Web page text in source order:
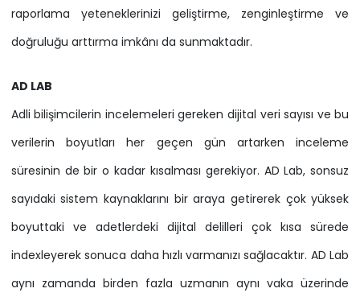
raporlama yeteneklerinizi geliştirme, zenginleştirme ve
doğruluğu arttırma imkânı da sunmaktadır.
AD LAB
Adli bilişimcilerin incelemeleri gereken dijital veri sayısı ve bu
verilerin boyutları her geçen gün artarken inceleme
süresinin de bir o kadar kısalması gerekiyor. AD Lab, sonsuz
sayıdaki sistem kaynaklarını bir araya getirerek çok yüksek
boyuttaki ve adetlerdeki dijital delilleri çok kısa sürede
indexleyerek sonuca daha hızlı varmanızı sağlacaktır. AD Lab
aynı zamanda birden fazla uzmanın aynı vaka üzerinde